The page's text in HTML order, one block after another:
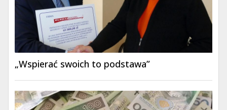
„Wspierać swoich to podstawa”